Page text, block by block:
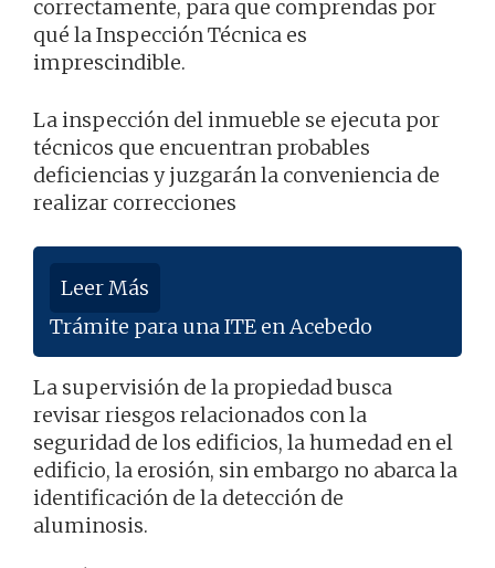
correctamente, para que comprendas por
qué la Inspección Técnica es
imprescindible.
La inspección del inmueble se ejecuta por
técnicos que encuentran probables
deficiencias y juzgarán la conveniencia de
realizar correcciones
Leer Más
Trámite para una ITE en Acebedo
La supervisión de la propiedad busca
revisar riesgos relacionados con la
seguridad de los edificios, la humedad en el
edificio, la erosión, sin embargo no abarca la
identificación de la detección de
aluminosis.